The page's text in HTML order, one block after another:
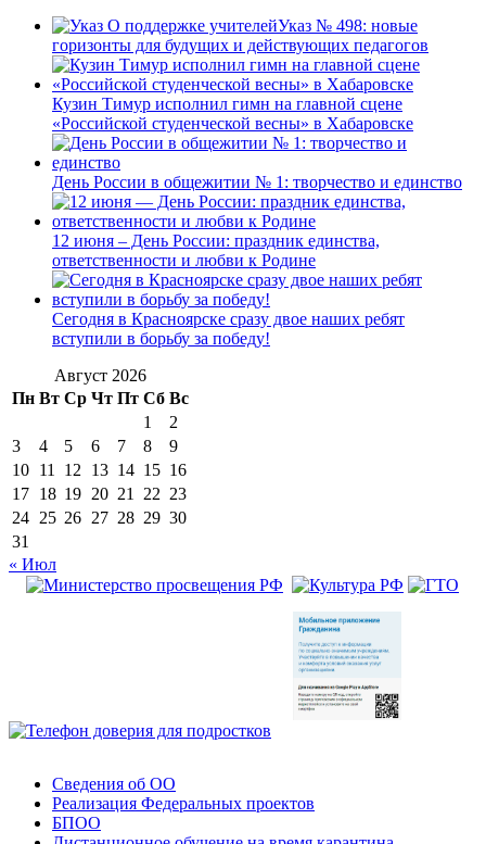
Указ № 498: новые
горизонты для будущих и действующих педагогов
Кузин Тимур исполнил гимн на главной сцене
«Российской студенческой весны» в Хабаровске
День России в общежитии № 1: творчество и единство
12 июня – День России: праздник единства,
ответственности и любви к Родине
Сегодня в Красноярске сразу двое наших ребят
вступили в борьбу за победу!
Август 2026
Пн Вт Ср Чт Пт Сб Вс
1
2
3
4 5 6 7 8
9
10 11 12 13 14 15 16
17 18 19 20 21 22 23
24 25 26 27 28 29 30
31
« Июл
Сведения об ОО
Реализация Федеральных проектов
БПОО